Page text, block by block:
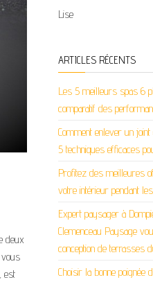
deux
vous
est
Lise
ARTICLES RÉCENTS
Les 5 meilleurs spas 6
comparatif des
Comment enlever un
5 techniques efficaces
Profitez des meilleures
votre intérieur pendant
Expert paysager à
Clemenceau Paysage
conception de terrasses
Choisir la bonne poignée